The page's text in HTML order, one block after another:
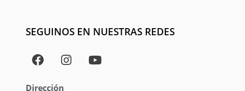
SEGUINOS EN NUESTRAS REDES
Dirección